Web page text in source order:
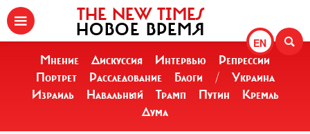
EN
THE NEW TIMES
НОВОЕ ВРЕМЯ
Мнение Дискуссия Интервью
Репрессии
Портрет
Расследование Блоги /
Украина
Израиль
Навальный Трамп Путин
Кремль
Дума